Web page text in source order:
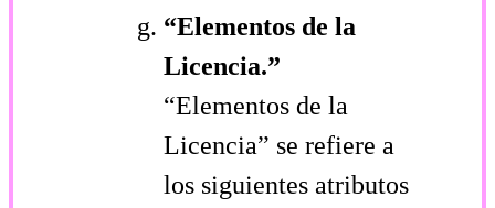
“Elementos de la
Licencia.”
“Elementos de la
Licencia” se refiere a
los siguientes atributos